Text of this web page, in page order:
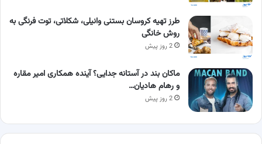
طرز تهیه کروسان بستنی وانیلی، شکلاتی، توت فرنگی به
روش خانگی
2 روز پیش
ماکان بند در آستانه جدایی؟ آینده همکاری امیر مقاره
و رهام هادیان…
2 روز پیش